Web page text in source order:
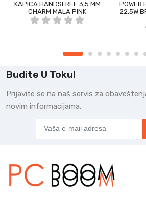
KAPICA HANDSFREE 3,5 MM
CHARM MALA PINK
POWER
22.5W
Budite U Toku!
Prijavite se na naš servis za
novim informacijama.